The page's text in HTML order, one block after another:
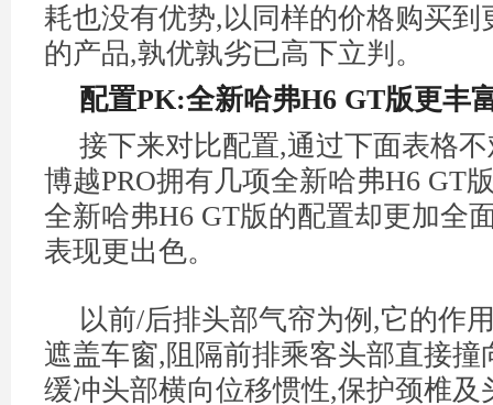
耗也没有优势,以同样的价格购买到
的产品,孰优孰劣已高下立判。
配置PK:全新哈弗H6 GT版更丰
接下来对比配置,通过下面表格
博越PRO拥有几项全新哈弗H6 GT
全新哈弗H6 GT版的配置却更加全
表现更出色。
以前/后排头部气帘为例,它的作
遮盖车窗,阻隔前排乘客头部直接撞
缓冲头部横向位移惯性,保护颈椎及